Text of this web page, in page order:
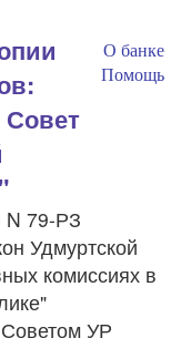
Совет
О банке
Помощь
N 79-РЗ
Удмуртской
комиссиях в
УР